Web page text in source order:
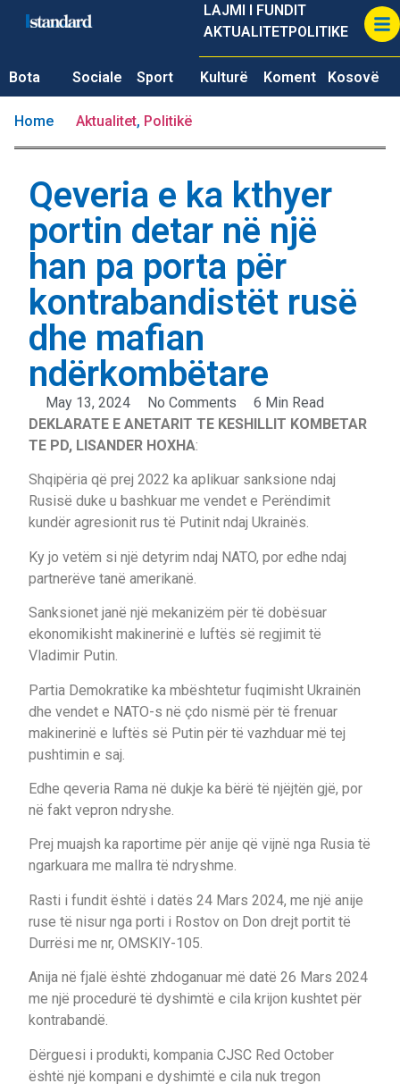
LAJMI I FUNDIT
AKTUALITETPOLITIKE
Bota Sociale Sport Kulturë Koment Kosovë
Home Aktualitet, Politikë
Qeveria e ka kthyer
portin detar në një
han pa porta për
kontrabandistët rusë
dhe mafian
ndërkombëtare
May 13, 2024 No Comments
6 Min Read
DEKLARATE E ANETARIT TE KESHILLIT KOMBETAR
TE PD, LISANDER HOXHA:
Shqipëria që prej 2022 ka aplikuar sanksione ndaj
Rusisë duke u bashkuar me vendet e Perëndimit
kundër agresionit rus të Putinit ndaj Ukrainës.
Ky jo vetëm si një detyrim ndaj NATO, por edhe ndaj
partnerëve tanë amerikanë.
Sanksionet janë një mekanizëm për të dobësuar
ekonomikisht makinerinë e luftës së regjimit të
Vladimir Putin.
Partia Demokratike ka mbështetur fuqimisht Ukrainën
dhe vendet e NATO-s në çdo nismë për të frenuar
makinerinë e luftës së Putin për të vazhduar më tej
pushtimin e saj.
Edhe qeveria Rama në dukje ka bërë të njëjtën gjë, por
në fakt vepron ndryshe.
Prej muajsh ka raportime për anije që vijnë nga Rusia të
ngarkuara me mallra të ndryshme.
Rasti i fundit është i datës 24 Mars 2024, me një anije
ruse të nisur nga porti i Rostov on Don drejt portit të
Durrësi me nr, OMSKIY-105.
Anija në fjalë është zhdoganuar më datë 26 Mars 2024
me një procedurë të dyshimtë e cila krijon kushtet për
kontrabandë.
Dërguesi i produkti, kompania CJSC Red October
është një kompani e dyshimtë e cila nuk tregon